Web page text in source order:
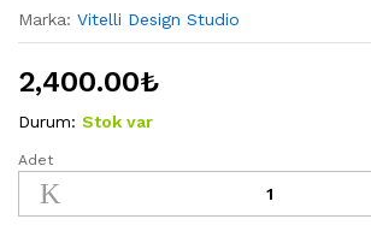
Marka: Vitelli Design Studio
2,400.00₺
Durum: Stok var
Vitelli
Design
Studio-
Adet